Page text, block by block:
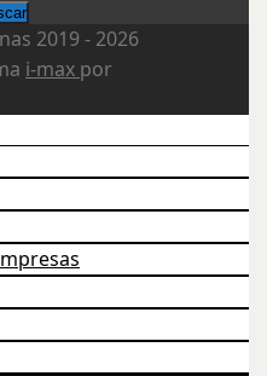
2019 - 2026
i-max por